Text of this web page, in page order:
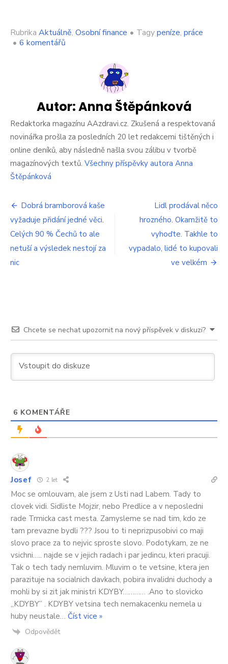
Rubrika Aktuálně, Osobní finance • Tagypeníze, práce
• 6 komentářů
tvrdě
proti
Čechům,
kteří
nepracují.
Tohle
jim
někdo
fláká?
Neexistuje,
nedostane
nic
Autor:Anna Štěpánková
Redaktorka magazínu AAzdravi.cz. Zkušená a respektovaná
novinářka prošla za posledních 20 let redakcemi tištěných i
online deníků, aby následně našla svou zálibu v tvorbě
magazínových textů. Všechny příspěvky autora Anna
Štěpánková
Navigace
pro
příspěvek
Dobrá bramborová kaše
vyžaduje přidání jedné věci.
Celých 90 % Čechů to ale
netuší a výsledek nestojí za
nic
Lidl prodával něco
hrozného. Okamžitě to
vyhoďte. Takhle to
vypadalo, lidé to kupovali
ve velkém
Chcete se nechat upozornit na nový příspěvek v diskuzi?
6 KOMENTÁŘE
Josef 2 let
Moc se omlouvam, ale jsem z Usti nad Labem. Tady to
clovek vidi. Sidliste Mojzir, nebo Predlice a v neposledni
rade Trmicka cast mesta. Zamysleme se nad tim, kdo ze
tam prevazne bydli ??? Jsou to ti neprizpusobivi co maji
slovo prace za to nejvic sproste slovo. Podotykam, ze ne
vsichni….. najde se v jejich radach i par jedincu, kteri pracuji.
Tak o tech tady nemluvim. Mluvim o te vetsine, ktera jen
parazituje na socialnich davkach, pobira invalidni duchody a
mohli by si zit jak ministri KDYBY………… .Ano to slovicko
,,KDYBY” . KDYBY vetsina tech nemakacenku nemela u
huby neustale… Číst vice »
Odpovědět